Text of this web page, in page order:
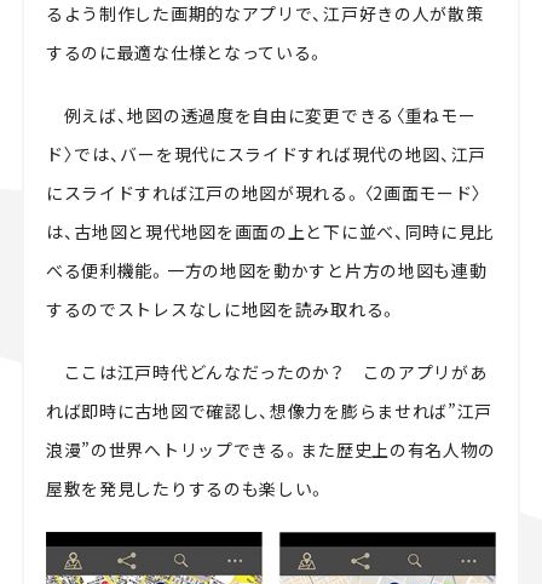
るよう制作した画期的なアプリで、江戸好きの人が散策
するのに最適な仕様となっている。
例えば、地図の透過度を自由に変更できる〈重ねモー
ド〉では、バーを現代にスライドすれば現代の地図、江戸
にスライドすれば江戸の地図が現れる。〈2画面モード〉
は、古地図と現代地図を画面の上と下に並べ、同時に見比
べる便利機能。一方の地図を動かすと片方の地図も連動
するのでストレスなしに地図を読み取れる。
ここは江戸時代どんなだったのか？ このアプリがあ
れば即時に古地図で確認し、想像力を膨らませれば”江戸
浪漫”の世界へトリップできる。また歴史上の有名人物の
屋敷を発見したりするのも楽しい。